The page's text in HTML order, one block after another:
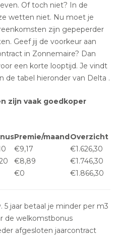
Of toch niet? In de
wetten niet. Nu moet je
zijn gepeperder
Geef jij de voorkeur aan
in Zonnemaire? Dan
een korte looptijd. Je vindt
de tabel hieronder van Delta .
zijn vaak goedkoper
Premie/maandOverzicht
€9,17
€1.626,30
€8,89
€1.746,30
€0 €1.866,30
5 jaar betaal je minder per m3
de welkomstbonus
afgesloten jaarcontract